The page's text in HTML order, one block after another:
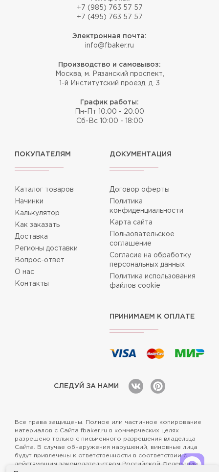
+7 (985) 763 57 57
+7 (495) 763 57 57
Электронная почта:
info@fbaker.ru
Производство и самовывоз:
Москва, м. Рязанский проспект,
1-й Институтский проезд, д. 3
График работы:
Пн-Пт 10:00 - 20:00
Сб-Вс 10:00 - 18:00
ПОКУПАТЕЛЯМ
Каталог товаров
Начинки
Калькулятор
Как заказать
Доставка
Регионы доставки
Вопрос-ответ
О нас
Контакты
ДОКУМЕНТАЦИЯ
Договор оферты
Политика
конфиденциальности
Карта сайта
Пользовательское
соглашение
Согласие на обработку
персональных данных
Политика использования
файлов cookie
ПРИНИМАЕМ К ОПЛАТЕ
СЛЕДУЙ ЗА НАМИ
Все права защищены. Полное или частичное копирование
материалов с Сайта fbaker.ru в коммерческих целях
разрешено только с письменного разрешения владельца
Сайта. В случае обнаружения нарушений, виновные лица
будут привлечены к ответственности в соответствии с
действующим законодательством Российской Федерации.